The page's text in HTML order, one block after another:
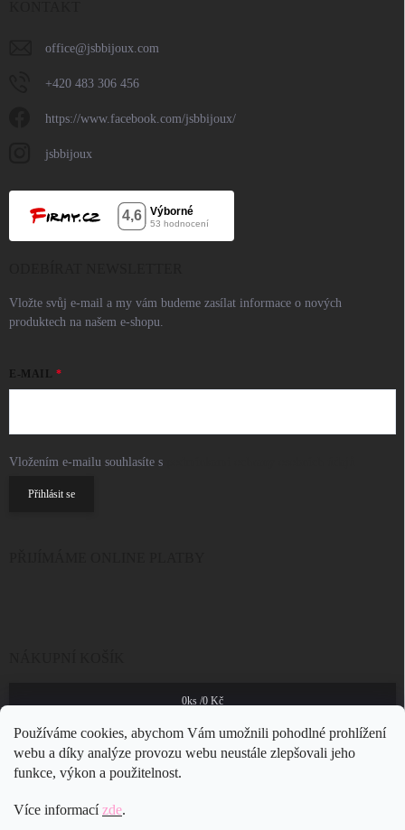
Používáme cookies, abychom Vám umožnili pohodlné prohlížení
webu a díky analýze provozu webu neustále zlepšovali jeho
funkce, výkon a použitelnost.
Více informacízde.
office@jsbbijoux.com
+420 483 306 456
https://www.facebook.com/jsbbijoux/
jsbbijoux
Vložte svůj e-mail a my vám budeme zasílat informace o nových
produktech na našem e-shopu.
E-MAIL
Vložením e-mailu souhlasíte s
Přihlásit se
0ks /0 Kč